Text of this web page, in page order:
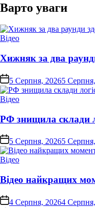
Варто уваги
Опублікувати
Відео
Хижняк за два
on 5 Серпня, 20265
Опублікувати
Відео
РФ знищила склади
on 5 Серпня, 20265
Опублікувати
Відео
Відео найкращих
on4 Серпня, 20264